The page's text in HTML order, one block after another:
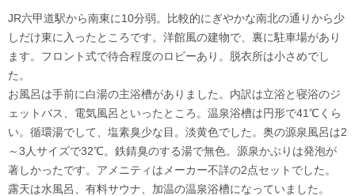
JR六甲道駅から南東に10分弱。比較的にぎやかな南北の通りから少
しだけ東に入ったところです。洋館風の建物で、裏に駐車場があり
ます。フロント式で待合程度のロビーあり。脱衣所は小さめでし
た。
お風呂は手前に白湯の主浴槽がありました。内訳は立浴と寝浴のジ
ェットバス、電気風呂といったところ。温泉浴槽は円形で41℃くら
い。循環湯でして、塩素臭少な目。淡黄色でした。奥の源泉風呂は2
～3人サイズで32℃。鉄錆臭のする湯で無色。源泉かぶりは発泡が
著しかったです。アメニティはメーカー不詳の2点セットでした。
露天は水風呂、有料サウナ、加温の温泉浴槽になっていました。